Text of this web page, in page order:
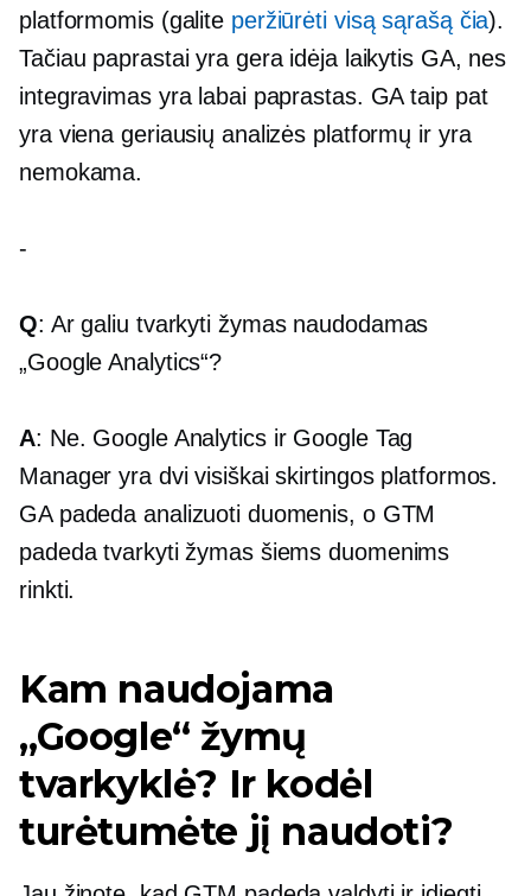
platformomis (galite peržiūrėti visą sąrašą čia).
Tačiau paprastai yra gera idėja laikytis GA, nes
integravimas yra labai paprastas. GA taip pat
yra viena geriausių analizės platformų ir yra
nemokama.
-
Q: Ar galiu tvarkyti žymas naudodamas
„Google Analytics“?
A: Ne. Google Analytics ir Google Tag
Manager yra dvi visiškai skirtingos platformos.
GA padeda analizuoti duomenis, o GTM
padeda tvarkyti žymas šiems duomenims
rinkti.
Kam naudojama
„Google“ žymų
tvarkyklė? Ir kodėl
turėtumėte jį naudoti?